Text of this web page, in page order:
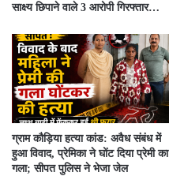
साक्ष्य छिपाने वाले 3 आरोपी गिरफ्तार…
ग्राम कौड़िया हत्या कांड: अवैध संबंध में
हुआ विवाद, प्रेमिका ने घोंट दिया प्रेमी का
गला; सीपत पुलिस ने भेजा जेल